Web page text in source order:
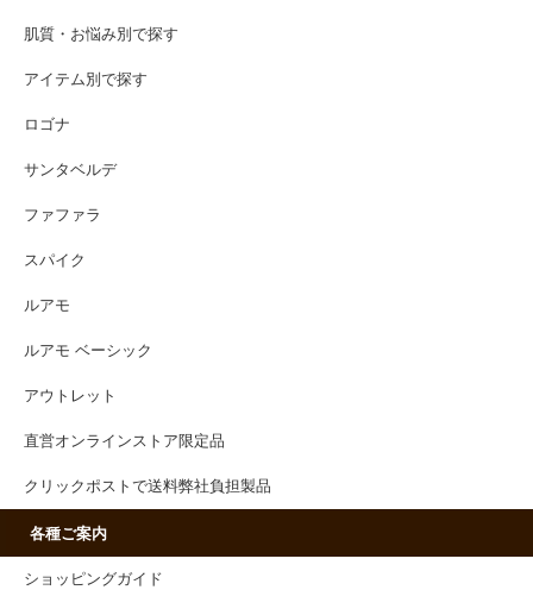
肌質・お悩み別で探す
アイテム別で探す
ロゴナ
サンタベルデ
ファファラ
スパイク
ルアモ
ルアモ ベーシック
アウトレット
直営オンラインストア限定品
クリックポストで送料弊社負担製品
各種ご案内
ショッピングガイド